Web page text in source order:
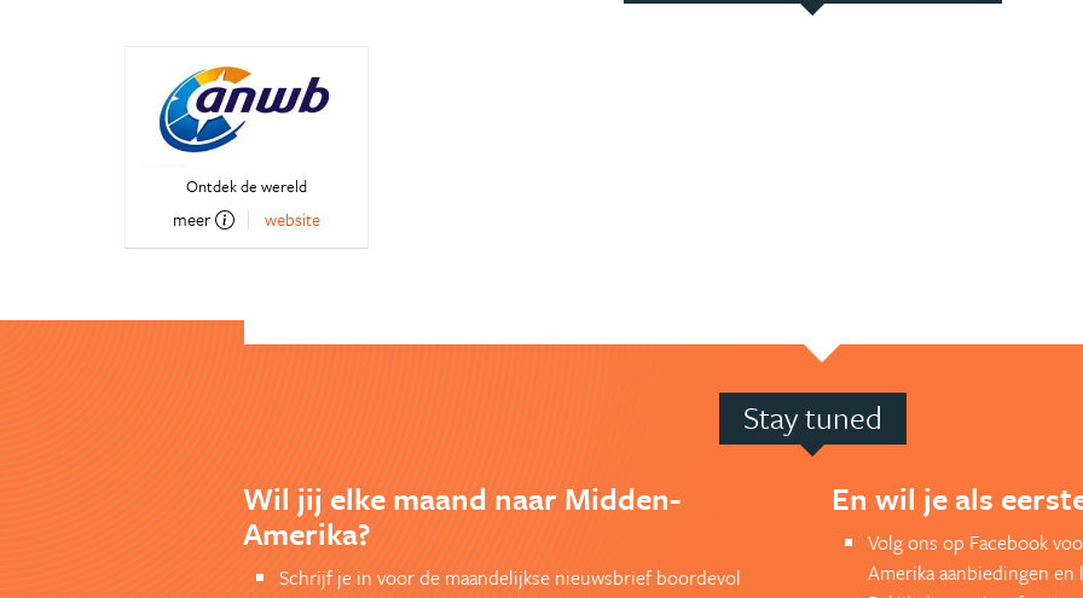
Ontdek de wereld
meer website
Stay tuned
Wil jij elke maand naar Midden-
Amerika?
Schrijf je in voor de maandelijkse nieuwsbrief boordevol
En wil je als
Volg ons op Facebook
Amerika aanbiedingen